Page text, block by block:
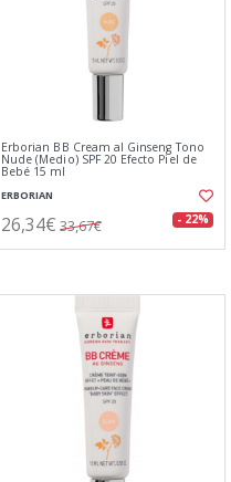
Erborian BB Cream al Ginseng Tono
Nude (Medio) SPF 20 Efecto Piel de
Bebé 15 ml
ERBORIAN
26,34€ 33,67€ - 22%